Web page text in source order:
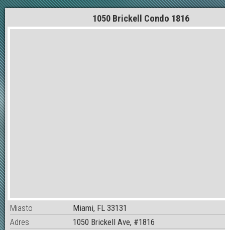
1050 Brickell Condo 1816
Miasto
Miami, FL 33131
Adres
1050 Brickell Ave, #1816